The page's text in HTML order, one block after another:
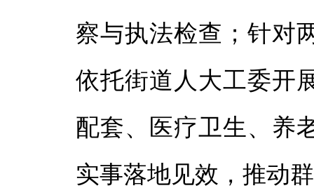
察与执法检查；针对
依托街道人大工委开
配套、医疗卫生、养
实事落地见效，推动